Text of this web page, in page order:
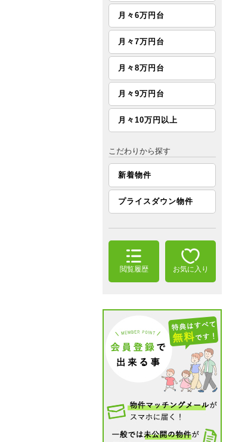
月々6万円台
月々7万円台
月々8万円台
月々9万円台
月々10万円以上
こだわりから探す
新着物件
プライスダウン物件
閲覧履歴 お気に入り